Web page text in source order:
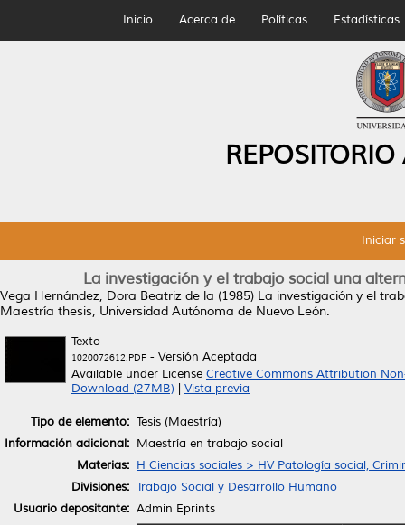
Inicio Acerca de Políticas Estadísticas
Iniciar
La investigación y el trabajo social una
Vega Hernández, Dora Beatriz de la (1985) La investigación y el
Maestría thesis, Universidad Autónoma de Nuevo León.
Texto
1020072612.PDF - Versión Aceptada
Available under License Creative Commons Attribution
Download (27MB)
Vista previa
Tipo de elemento: Tesis (Maestría)
Información adicional: Maestría en trabajo social
Materias: H Ciencias sociales > HV Patología social,
Divisiones: Trabajo Social y Desarrollo Humano
Usuario depositante: Admin Eprints